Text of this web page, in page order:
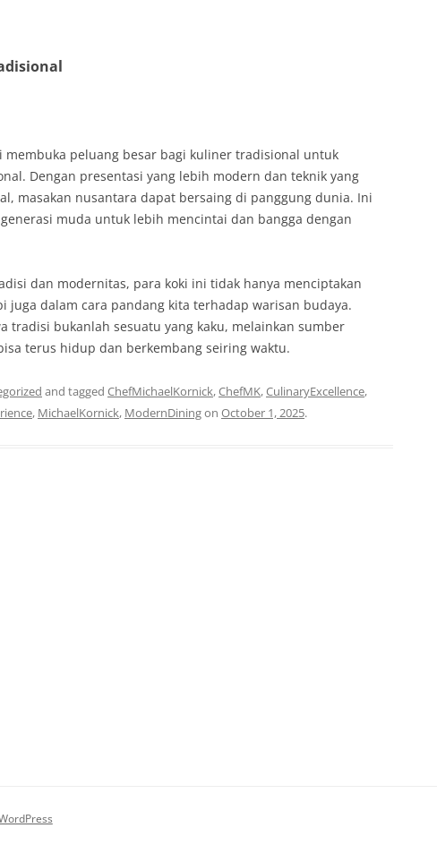
membuka peluang besar bagi kuliner tradisional untuk
Dengan presentasi yang lebih modern dan teknik yang
masakan nusantara dapat bersaing di panggung dunia. Ini
muda untuk lebih mencintai dan bangga dengan
dan modernitas, para koki ini tidak hanya menciptakan
juga dalam cara pandang kita terhadap warisan budaya.
tradisi bukanlah sesuatu yang kaku, melainkan sumber
terus hidup dan berkembang seiring waktu.
and tagged ChefMichaelKornick,ChefMK,CulinaryExcellence,
, MichaelKornick, ModernDiningon October 1, 2025.